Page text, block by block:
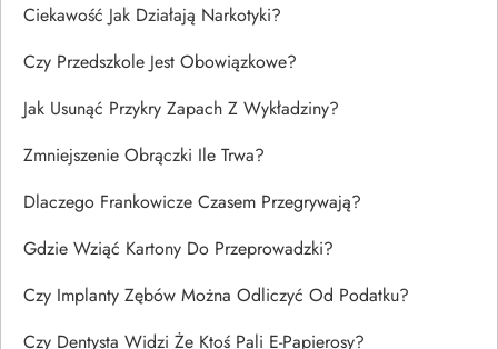
Ciekawość Jak Działają Narkotyki?
Czy Przedszkole Jest Obowiązkowe?
Jak Usunąć Przykry Zapach Z Wykładziny?
Zmniejszenie Obrączki Ile Trwa?
Dlaczego Frankowicze Czasem Przegrywają?
Gdzie Wziąć Kartony Do Przeprowadzki?
Czy Implanty Zębów Można Odliczyć Od Podatku?
Czy Dentysta Widzi Że Ktoś Pali E-Papierosy?